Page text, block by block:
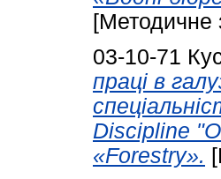
[Методичне
03-10-71
праці в
Discipline
«Forestry».